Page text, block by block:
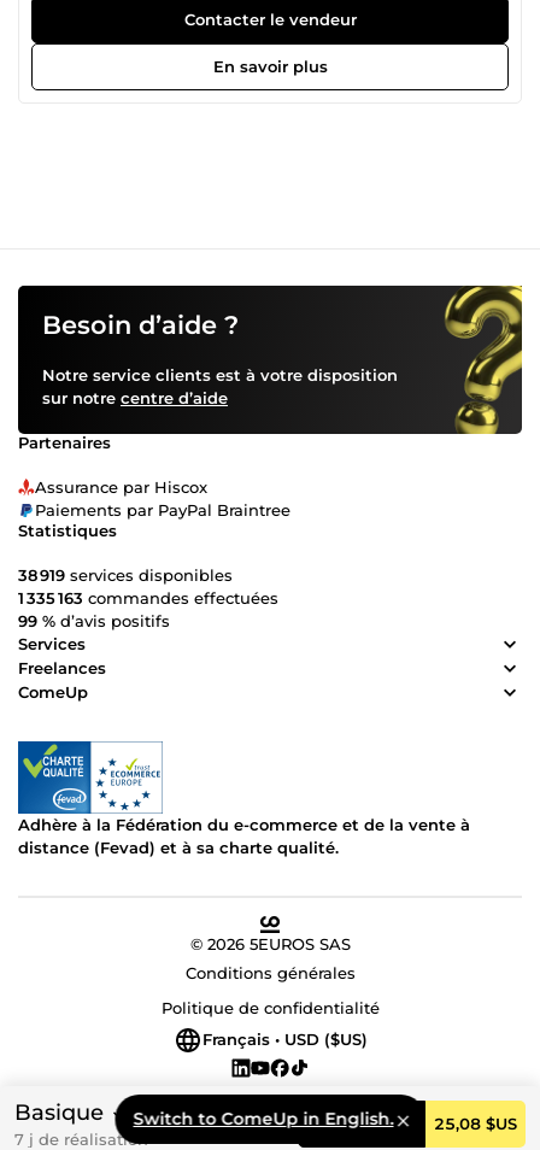
Basique
7 j de réalisation
Commander 25,08 $US
professionnelle. 🔹 Ce que je peux faire pour vous : –
Répondre aux messages (Airbnb, Booking, WhatsApp) –
Gérer les réservations et demandes clients – Organiser les
plannings de ménage – Suivi des avis et satisfaction client
Contacter le vendeur
En savoir plus
Switch to ComeUp in English.
Besoin d’aide ?
Notre service clients est à votre disposition
sur notre centre d’aide
Partenaires
Assurance par Hiscox
Paiements par PayPal Braintree
Statistiques
38 919 services disponibles
1 335 163 commandes effectuées
99 % d’avis positifs
Services
Freelances
ComeUp
Adhère à la Fédération du e-commerce et de la vente à
distance (Fevad) et à sa charte qualité.
© 2026 5EUROS SAS
Conditions générales
Politique de confidentialité
Français • USD ($US)